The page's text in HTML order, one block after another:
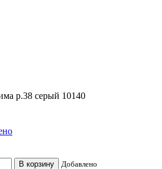
р.38 серый 10140
В корзину Добавлено